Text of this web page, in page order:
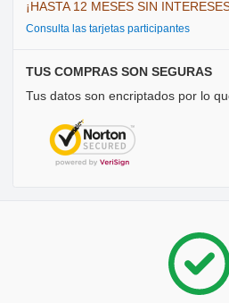
¡HASTA 12 MESES SIN
Consulta las tarjetas participantes
TUS COMPRAS SON SEGURAS
Tus datos son encriptados por lo